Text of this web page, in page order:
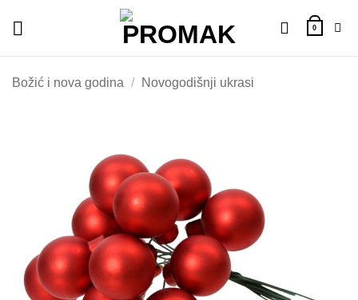
0
Božić i nova godina / Novogodišnji ukrasi